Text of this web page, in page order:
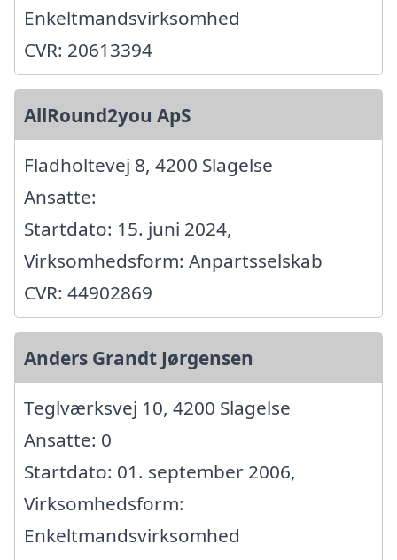
Enkeltmandsvirksomhed
CVR: 20613394
AllRound2you ApS
Fladholtevej 8, 4200 Slagelse
Ansatte:
Startdato: 15. juni 2024,
Virksomhedsform: Anpartsselskab
CVR: 44902869
Anders Grandt Jørgensen
Teglværksvej 10, 4200 Slagelse
Ansatte: 0
Startdato: 01. september 2006,
Virksomhedsform:
Enkeltmandsvirksomhed